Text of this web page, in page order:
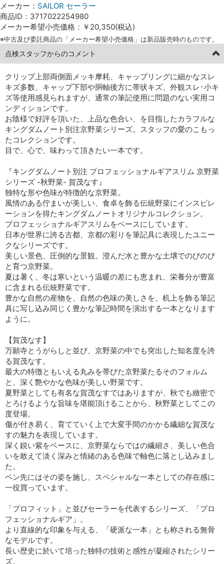
メーカー： SAILOR セーラー
商品ID：3717022254980
メーカー希望小売価格：￥20,350(税込)
※中古及び委託商品の「メーカー希望小売価格」は新品販売時のものです。
点検スタッフからのコメント
クリップ上部両側面メッキ摩耗、キャップリングに細かなスレ
キズ多数、キャップ下部や胴軸後方に帯状キズ、外観スレ･小キ
ズ等使用感見られますが、通常の筆記使用に問題のない実用コ
ンディションです。
お陰様で好評を頂いた、上品な色合い、を目指したカラフルな
キングダムノート別注京野菜シリーズ。スタッフの愛のこもっ
たコレクションです。
目で、心で、味わって頂きたい一本です。
『キングダムノート別注 プロフェッショナルギアスリム 京野菜
シリーズ -秋野菜- 賀茂なす』
独特な形や色味が特徴的な京野菜。
風情のある佇まいが美しい、食卓を飾る伝統野菜にインスピレ
ーションを得たキングダムノートオリジナルコレクション。
プロフェッショナルギアスリムをベースにしています。
日本が世界に誇る古都、京都の彩りを筆記具に表現したユニー
クなシリーズです。
美しい景色、圧倒的な景観。澄んだ水と豊かな土壌でのびのび
と育つ京野菜。
夏は暑く、冬は寒いという温暖の差にも恵まれ、栄養分が豊富
に含まれる伝統野菜です。
豊かな自然の産物を、自然の色味の美しさを、机上を飾る筆記
具に写し込み同じく豊かな筆記時間を演出する一本となります
ように。
【賀茂なす】
万願寺とうがらしと並び、京野菜の中でも突出した知名度を誇
る賀茂なす。
最大の特徴ともいえる丸みを帯びた京野菜たるそのフォルム
と、深く艶やかな色味が美しい野菜です。
夏野菜としても有名な賀茂なすではありますが、秋でも緻密で
とろけるような旨味を堪能頂けることから、秋野菜としてこの
度登場。
傷が付き易く、育てていく上で大変手間のかかる繊細な賀茂な
すの魅力を表現しています。
深く鋭い紫をベースに、京野菜ならではの繊細さ、美しい色合
いを敢えて淡く深みと情緒のある色味で軸色に落とし込みまし
た。
ペン先にはその姿を施し、スペシャルな一本としての存在感に
一役買っています。
「プロフィット」と並びセーラーを代表するシリーズ、「プロ
フェッショナルギア」。
より直線的な印象を与える、「硬派な一本」とも称される無骨
なモデルです。
長い歴史に於いて培った独特の技術と感性が凝縮されたシリー
ズ。